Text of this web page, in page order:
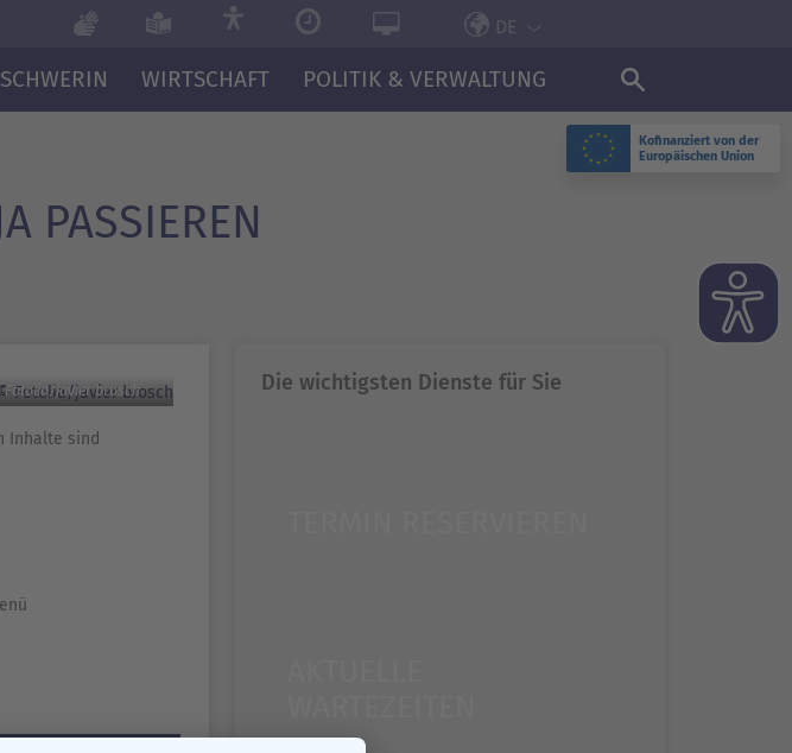
Kofinanziert von der
Europäischen Union
DE
WIRTSCHAFT POLITIK & VERWALTUNG
PASSIEREN
javier brosch
Inhalte sind
Die wichtigsten Dienste für Sie